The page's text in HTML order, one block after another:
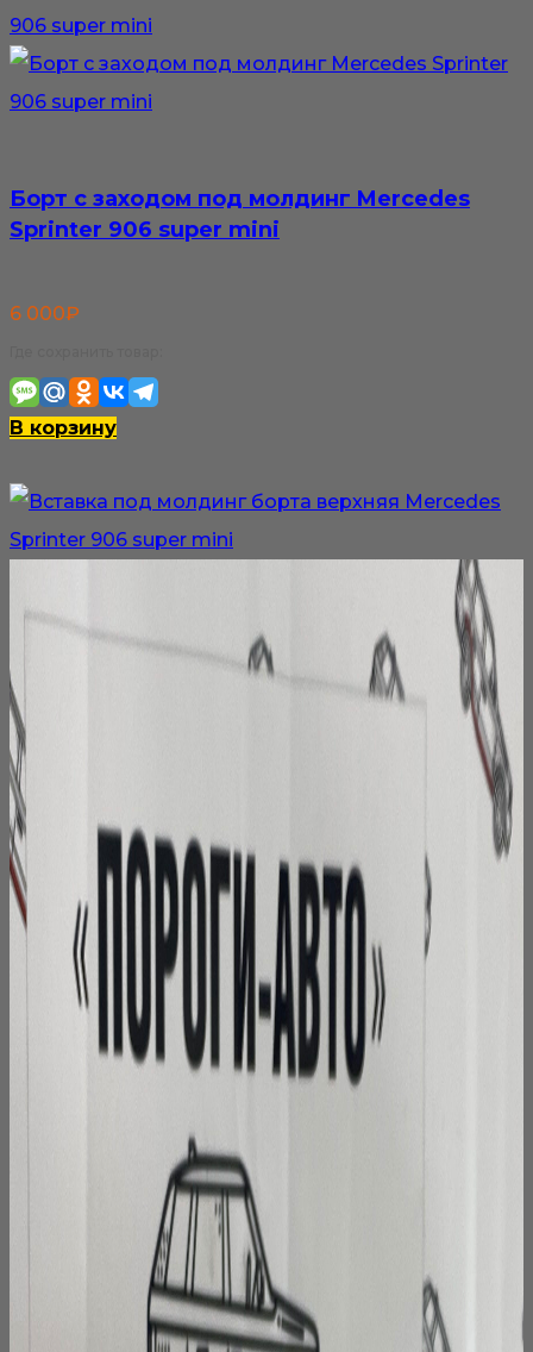
Борт с заходом под молдинг Mercedes
Sprinter 906 super mini
6 000₽
В корзину